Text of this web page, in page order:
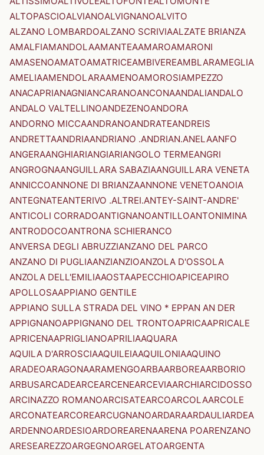
ALTOPASCIOALVIANOALVIGNANOALVITO
ALZANO LOMBARDOALZANO SCRIVIAALZATE BRIANZA
AMALFIAMANDOLAAMANTEAAMAROAMARONI
AMASENOAMATOAMATRICEAMBIVEREAMBLARAMEGLIA
AMELIAAMENDOLARAAMENOAMOROSIAMPEZZO
ANACAPRIANAGNIANCARANOANCONAANDALIANDALO
ANDALO VALTELLINOANDEZENOANDORA
ANDORNO MICCAANDRANOANDRATEANDREIS
ANDRETTAANDRIAANDRIANO .ANDRIAN.ANELAANFO
ANGERAANGHIARIANGIARIANGOLO TERMEANGRI
ANGROGNAANGUILLARA SABAZIAANGUILLARA VENETA
ANNICCOANNONE DI BRIANZAANNONE VENETOANOIA
ANTEGNATEANTERIVO .ALTREI.ANTEY-SAINT-ANDRE'
ANTICOLI CORRADOANTIGNANOANTILLOANTONIMINA
ANTRODOCOANTRONA SCHIERANCO
ANVERSA DEGLI ABRUZZIANZANO DEL PARCO
ANZANO DI PUGLIAANZIANZIOANZOLA D'OSSOLA
ANZOLA DELL'EMILIAAOSTAAPECCHIOAPICEAPIRO
APOLLOSAAPPIANO GENTILE
APPIANO SULLA STRADA DEL VINO * EPPAN AN DER
APPIGNANOAPPIGNANO DEL TRONTOAPRICAAPRICALE
APRICENAAPRIGLIANOAPRILIAAQUARA
AQUILA D'ARROSCIAAQUILEIAAQUILONIAAQUINO
ARADEOARAGONAARAMENGOARBAARBOREAARBORIO
ARBUSARCADEARCEARCENEARCEVIAARCHIARCIDOSSO
ARCINAZZO ROMANOARCISATEARCOARCOLAARCOLE
ARCONATEARCOREARCUGNANOARDARAARDAULIARDEA
ARDENNOARDESIOARDOREARENAARENA POARENZANO
ARESEAREZZOARGEGNOARGELATOARGENTA